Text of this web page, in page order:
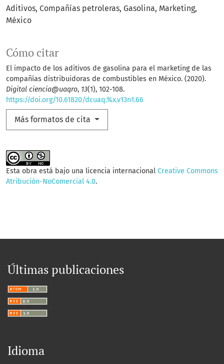
Aditivos, Compañías petroleras, Gasolina, Marketing,
México
Cómo citar
El impacto de los aditivos de gasolina para el marketing de las
compañías distribuidoras de combustibles en México. (2020).
Digital ciencia@uaqro, 13(1), 102-108.
https://doi.org/10.61820/dcuaq.%x.v13n1.66
Más formatos de cita
Esta obra está bajo una licencia internacional Creative Commons
Atribución-NoComercial 4.0.
Últimas publicaciones
Idioma